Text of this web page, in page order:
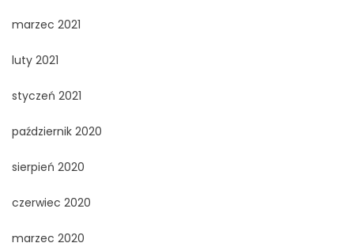
marzec 2021
luty 2021
styczeń 2021
październik 2020
sierpień 2020
czerwiec 2020
marzec 2020